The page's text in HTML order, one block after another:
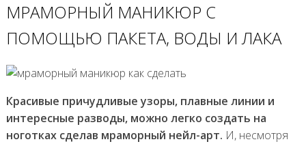
МРАМОРНЫЙ МАНИКЮР С
ПОМОЩЬЮ ПАКЕТА, ВОДЫ И ЛАКА
Красивые причудливые узоры, плавные линии и
интересные разводы, можно легко создать на
ноготках сделав мраморный нейл-арт. И, несмотря